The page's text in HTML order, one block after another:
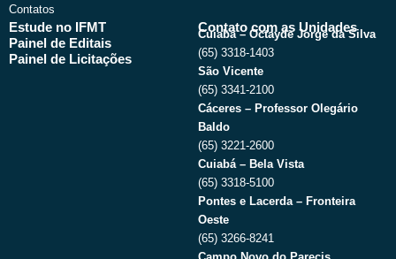
Contatos
Estude no IFMT
Painel de Editais
Painel de Licitações
Contato com as Unidades
Cuiabá – Octayde Jorge da Silva
(65) 3318-1403
São Vicente
(65) 3341-2100
Cáceres – Professor Olegário
Baldo
(65) 3221-2600
Cuiabá – Bela Vista
(65) 3318-5100
Pontes e Lacerda – Fronteira
Oeste
(65) 3266-8241